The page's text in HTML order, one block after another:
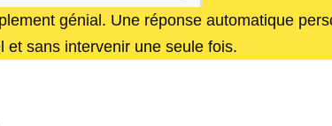
génial. Une réponse automatique
et sans intervenir une seule fois.